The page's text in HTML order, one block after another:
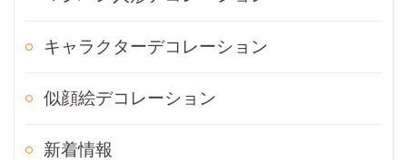
キャラクターデコレーション
似顔絵デコレーション
新着情報